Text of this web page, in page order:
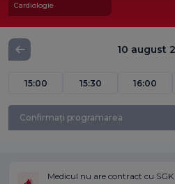
Cardiologie
10 august
15:00 15:30 16:00
Confirmați programarea
Medicul nu are contract cu